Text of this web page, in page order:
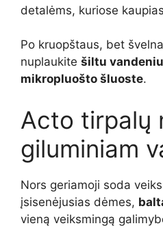
detalėms, kuriose
Po kruopštaus, bet
nuplaukite šiltu vandeniu
mikropluošto šluoste.
Acto tirpalų
giluminiam
Nors geriamoji soda
įsisenėjusias dėmes,
vieną veiksmingą